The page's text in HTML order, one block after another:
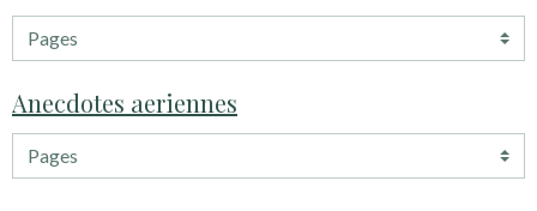
Anecdotes aeriennes